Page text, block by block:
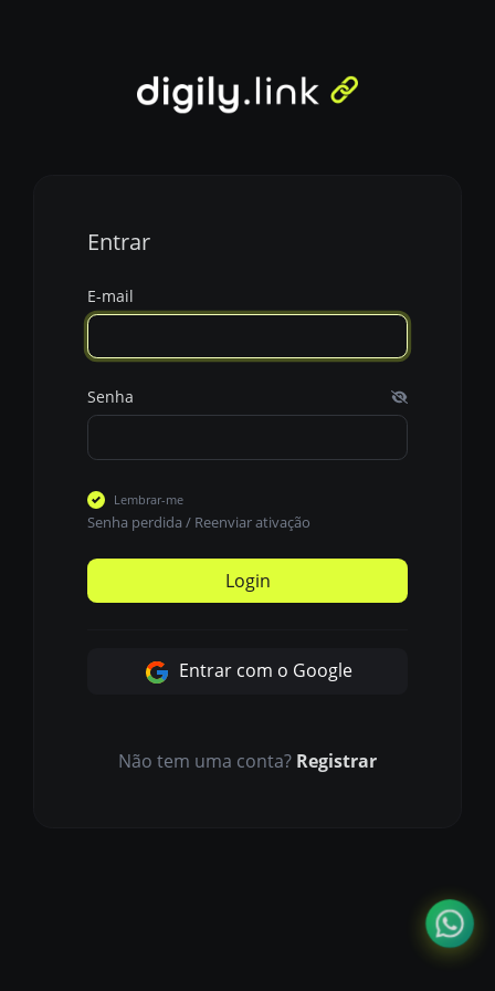
Entrar
E-mail
Senha
Lembrar-me
Senha perdida / Reenviar ativação
Login
Entrar com o Google
Não tem uma conta? Registrar